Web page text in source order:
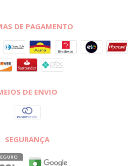
DE PAGAMENTO
DE ENVIO
SEGURANÇA